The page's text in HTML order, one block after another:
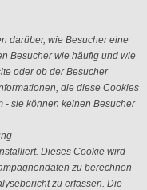
darüber, wie Besucher eine
Besucher wie häufig und wie
oder ob der Besucher
die diese Cookies
- sie können keinen Besucher
Dieses Cookie wird
zu berechnen
zu erfassen. Die